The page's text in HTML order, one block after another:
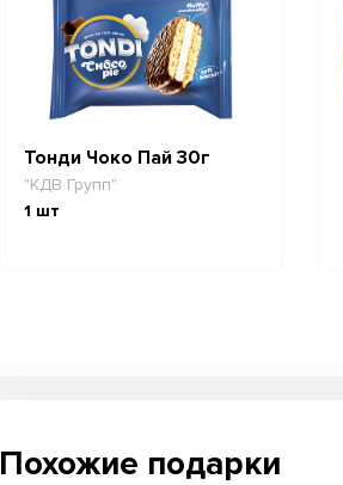
Тонди Чоко Пай 30г
"КДВ Групп"
1 шт
Похожие подарки